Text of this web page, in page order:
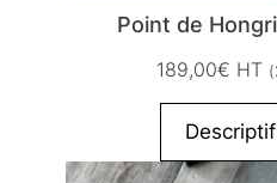
Point de
189,00€ HT (